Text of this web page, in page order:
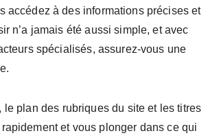
accédez à des informations précises et
n’a jamais été aussi simple, et avec
spécialisés, assurez-vous une
plan des rubriques du site et les titres
et vous plonger dans ce qui